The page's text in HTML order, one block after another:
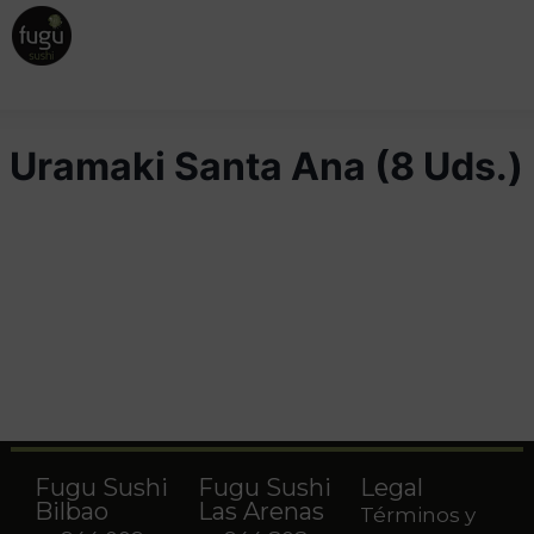
Uramaki Santa Ana (8 Uds.)
Fugu Sushi
Bilbao
Fugu Sushi
Las Arenas
Legal
Términos y